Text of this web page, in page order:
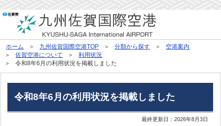
ホーム 九州佐賀国際空港TOP 分類から探す
空港案内
佐賀空港について
利用状況
令和8年6月の利用状況を掲載しました
令和8年6月の利用状況を掲載しました
最終更新日：2026年8月3日